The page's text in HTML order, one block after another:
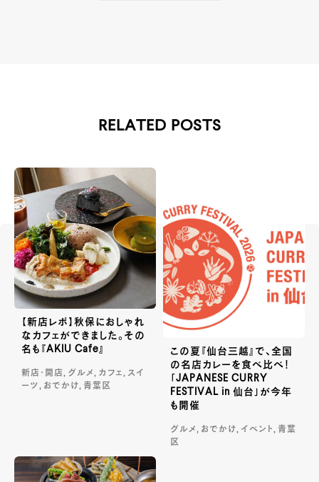
RELATED POSTS
【新店レポ】秋保におしゃれ
なカフェができました。その
名も『AKIU Cafe』
新店・開店, グルメ, カフェ, スイ
ーツ, おでかけ, 青葉区
この夏『仙台三越』で、全国
の名店カレーを食べ比べ！
「JAPANESE CURRY
FESTIVAL in 仙台」が今年
も開催
グルメ, おでかけ, イベント, 青葉
区